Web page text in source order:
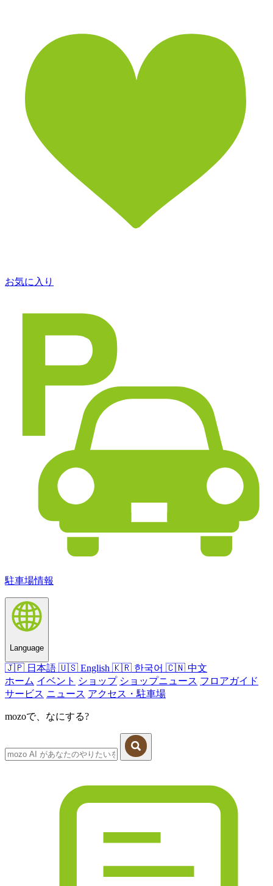
お気に入り
駐車場情報
Language
🇯🇵 日本語 🇺🇸 English 🇰🇷 한국어 🇨🇳 中文
ホーム イベント ショップ ショップニュース フロアガイド
サービス ニュース アクセス・駐車場
mozoで、なにする?